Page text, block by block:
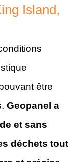
Island,
être
Geopanel a
et sans
déchets tout